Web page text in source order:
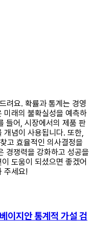
려요. 확률과 통계는 경영
미래의 불확실성을 예측하
들어, 시장에서의 제품 판
개념이 사용됩니다. 또한,
고 효율적인 의사결정을
경쟁력을 강화하고 성공을
도움이 되셨으면 좋겠어
주세요!
이지안 통계적 가설 검